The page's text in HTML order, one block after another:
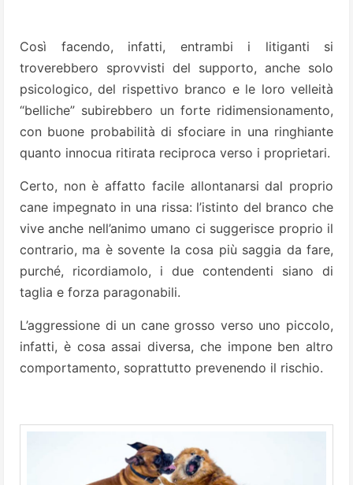
Così facendo, infatti, entrambi i litiganti si
troverebbero sprovvisti del supporto, anche solo
psicologico, del rispettivo branco e le loro velleità
“belliche” subirebbero un forte ridimensionamento,
con buone probabilità di sfociare in una ringhiante
quanto innocua ritirata reciproca verso i proprietari.
Certo, non è affatto facile allontanarsi dal proprio
cane impegnato in una rissa: l’istinto del branco che
vive anche nell’animo umano ci suggerisce proprio il
contrario, ma è sovente la cosa più saggia da fare,
purché, ricordiamolo, i due contendenti siano di
taglia e forza paragonabili.
L’aggressione di un cane grosso verso uno piccolo,
infatti, è cosa assai diversa, che impone ben altro
comportamento, soprattutto prevenendo il rischio.